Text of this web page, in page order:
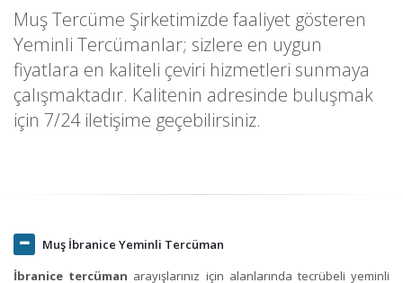
Muş Tercüme Şirketimizde faaliyet gösteren
Yeminli Tercümanlar; sizlere en uygun
fiyatlara en kaliteli çeviri hizmetleri sunmaya
çalışmaktadır. Kalitenin adresinde buluşmak
için 7/24 iletişime geçebilirsiniz.
Muş İbranice Yeminli Tercüman
İbranice tercüman arayışlarınız için alanlarında tecrübeli yeminli